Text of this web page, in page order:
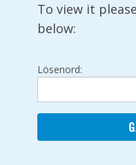
To view it
below:
Lösenord: